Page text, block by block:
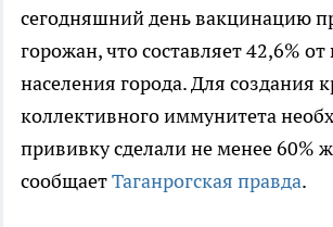
сегодняшний день вакцинацию
горожан, что составляет 42,6% от
населения города. Для создания
коллективного иммунитета
прививку сделали не менее 60%
сообщаетТаганрогская правда.